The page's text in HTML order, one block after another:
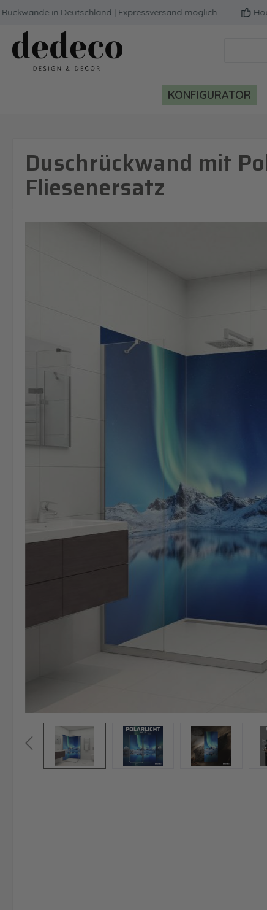
Hauptinhalt springen
Zur Suche springen
Zur Hauptnavigation springen
in Deutschland | Expressversand möglich
KONFIGURATOR
Duschrückwand mit
Fliesenersatz